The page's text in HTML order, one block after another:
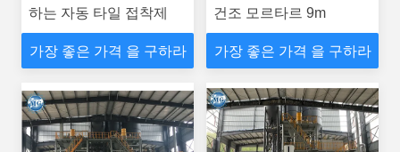
하는 자동 타일 접착제
가장 좋은 가격 을 구하라
건조 모르타르 9m
가장 좋은 가격 을 구하라